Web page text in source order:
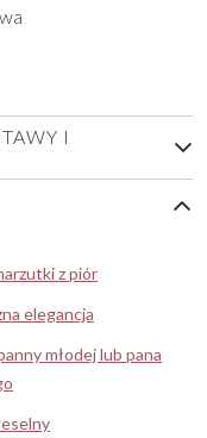
I
z piór
elegancja
młodej lub pana